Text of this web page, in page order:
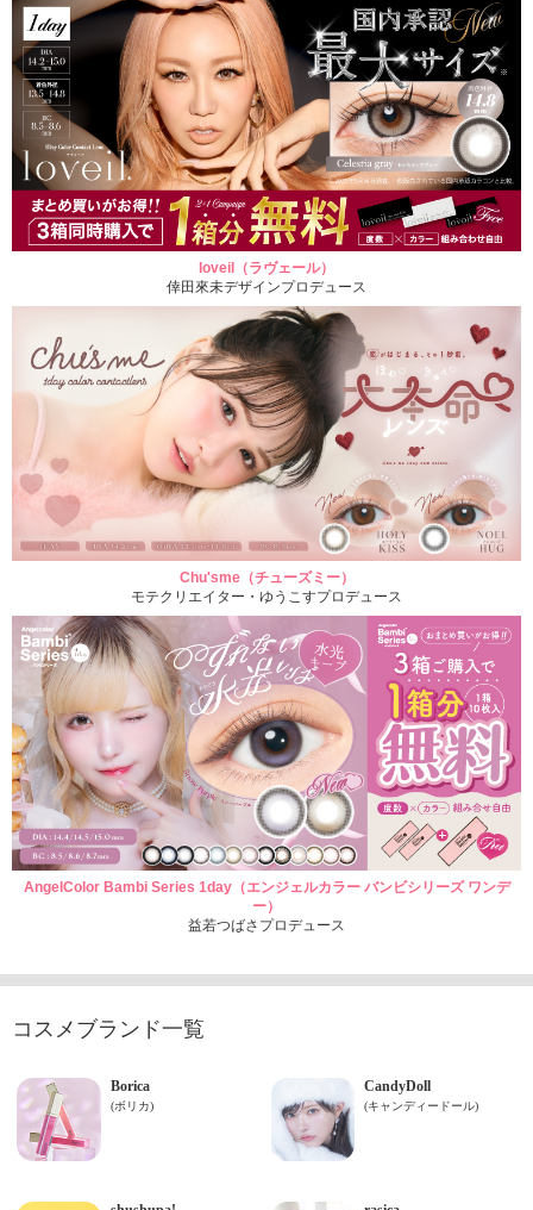
loveil（ラヴェール）
倖田來未デザインプロデュース
Chu'sme（チューズミー）
モテクリエイター・ゆうこすプロデュース
AngelColor Bambi Series 1day（エンジェルカラー バンビシリーズ ワンデ
ー）
益若つばさプロデュース
コスメブランド一覧